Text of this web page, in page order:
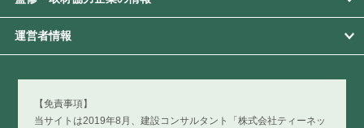
運営者情報
【免責事項】
当サイトは2019年8月、建設コンサルタント「株式会社ティーネッ